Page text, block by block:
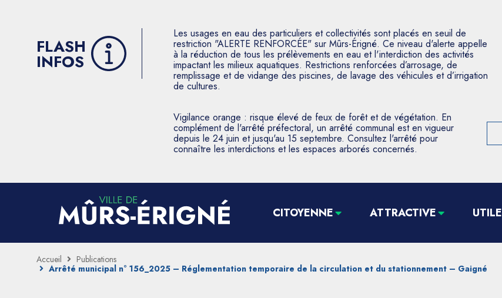
FLASH
INFOS
Les usages en eau des particuliers et collectivités sont placés en seuil de
restriction "ALERTE RENFORCÉE" sur Mûrs-Érigné. Ce niveau d'alerte appelle
à la réduction de tous les prélèvements en eau et l'interdiction des activités
impactant les milieux aquatiques. Restrictions renforcées d’arrosage, de
remplissage et de vidange des piscines, de lavage des véhicules et d’irrigation
de cultures.
Vigilance orange : risque élevé de feux de forêt et de végétation. En
complément de l'arrêté préfectoral, un arrêté communal est en vigueur
depuis le 24 juin et jusqu'au 15 septembre. Consultez l'arrêté pour
connaître les interdictions et les espaces arborés concernés.
CITOYENNE ATTRACTIVE UTILE
Accueil
Publications
Arrêté municipal n° 156_2025 – Réglementation temporaire de la circulation et du stationnement – Gaigné